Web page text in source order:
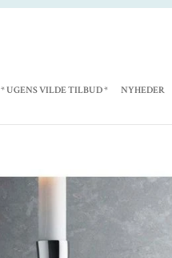
* UGENS VILDE TILBUD * NYHEDER